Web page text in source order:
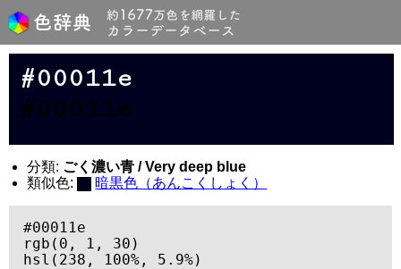
#00011e
#00011e
分類: ごく濃い青 / Very deep blue
類似色:
暗黒色（あんこくしょく）
#00011e
rgb(0, 1, 30)
hsl(238, 100%, 5.9%)